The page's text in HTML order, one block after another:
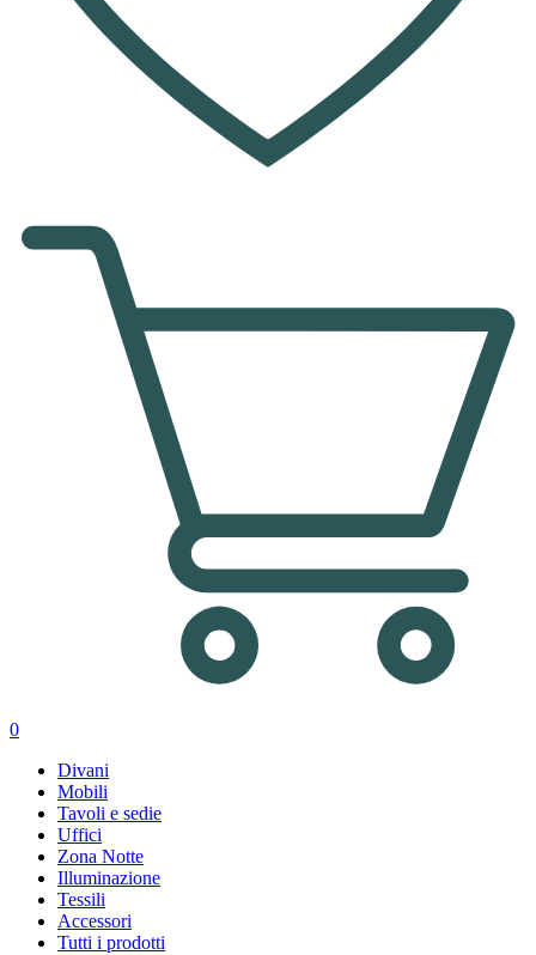
0
Divani
Mobili
Tavoli e sedie
Uffici
Zona Notte
Illuminazione
Tessili
Accessori
Tutti i prodotti